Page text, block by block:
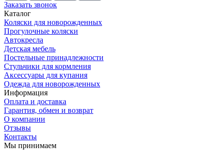
Заказать звонок
Каталог
Коляски для новорожденных
Прогулочные коляски
Автокресла
Детская мебель
Постельные принадлежности
Стульчики для кормления
Аксессуары для купания
Одежда для новорожденных
Информация
Оплата и доставка
Гарантия, обмен и возврат
О компании
Отзывы
Контакты
Мы принимаем